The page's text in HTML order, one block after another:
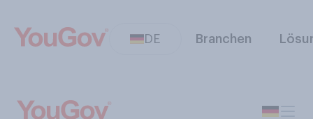
DE Branchen